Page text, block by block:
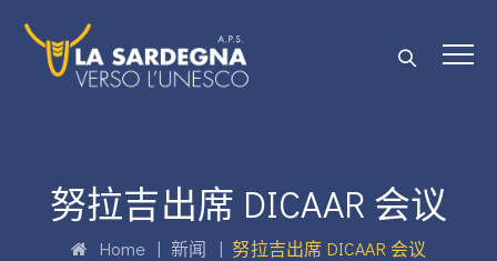
努拉吉出席 DICAAR 会议
Home | 新闻 |努拉吉出席 DICAAR 会议